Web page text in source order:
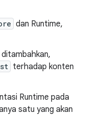
dan Runtime,
terhadap konten
Runtime pada
satu yang akan